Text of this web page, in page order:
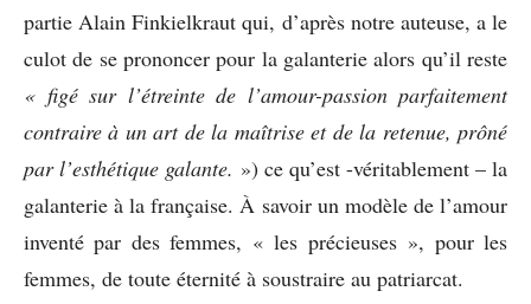
partie Alain Finkielkraut qui, d’après notre auteuse, a le
culot de se prononcer pour la galanterie alors qu’il reste
« figé sur l’étreinte de l’amour-passion parfaitement
contraire à un art de la maîtrise et de la retenue, prôné
par l’esthétique galante. ») ce qu’est -véritablement – la
galanterie à la française. À savoir un modèle de l’amour
inventé par des femmes, « les précieuses », pour les
femmes, de toute éternité à soustraire au patriarcat.